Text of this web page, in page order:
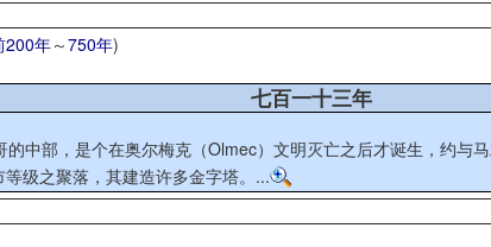
200年～750年)
七百一十三年
中部，是个在奥尔梅克（Olmec）文明灭亡之后才诞生，约
级之聚落，其建造许多金字塔。...